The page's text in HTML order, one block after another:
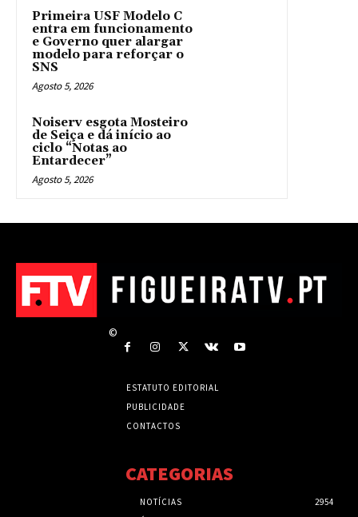
Primeira USF Modelo C
entra em funcionamento
e Governo quer alargar
modelo para reforçar o
SNS
Agosto 5, 2026
Noiserv esgota Mosteiro
de Seiça e dá início ao
ciclo “Notas ao
Entardecer”
Agosto 5, 2026
©
ESTATUTO EDITORIAL
PUBLICIDADE
CONTACTOS
CATEGORIAS
NOTÍCIAS
2954